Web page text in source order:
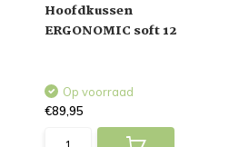
Hoofdkussen
ERGONOMIC soft 12
Op voorraad
€89,95